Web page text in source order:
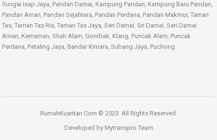
Sungai Isap Jaya, Pandan Damai, Kampung Pandan, Kampung Baru Pandan,
Pandan Aman, Pandan Sejahtera, Pandan Perdana, Pandan Makmur, Taman
Tas, Taman Tas Ria, Taman Tas Jaya, Seri Damai, Sri Damai, Seri Damai
Aman, Kemaman, Shah Alam, Gombak, Klang, Puncak Alam, Puncak
Perdana, Petaling Jaya, Bandar Kinrara, Subang Jaya, Puchong
RumahKuantan.Com © 2023. All Rights Reserved.
Developed by Mytranspro Team